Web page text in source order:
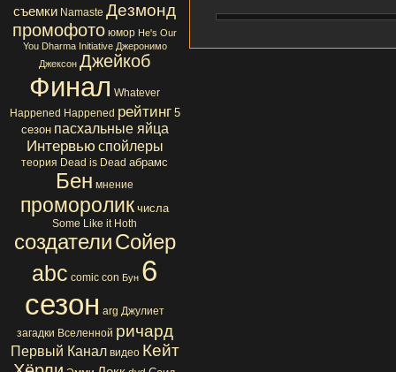
съемки Namaste Дезмонд
промофото юмор He's Our
You Dharma Initiative Джеронимо
Джексон Джейкоб
Финал Whatever
Happened Happened рейтинг 5
сезон пасхальные яйца
Интервью спойлеры
теория Dead is Dead абрамс
Бен мнение
проморолик числа
Some Like it Hoth
создателиСойер
abc comic con Бун 6
сезон arg Джулиет
загадки Вселенной ричард
Первый Канал видео Кейт